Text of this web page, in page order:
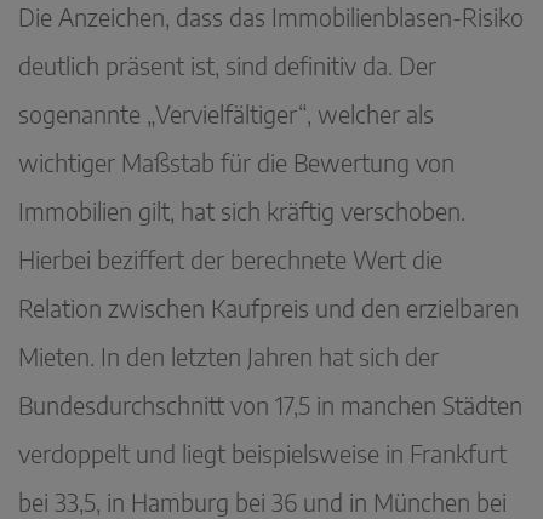
Die Anzeichen, dass das Immobilienblasen-Risiko
deutlich präsent ist, sind definitiv da. Der
sogenannte „Vervielfältiger“, welcher als
wichtiger Maßstab für die Bewertung von
Immobilien gilt, hat sich kräftig verschoben.
Hierbei beziffert der berechnete Wert die
Relation zwischen Kaufpreis und den erzielbaren
Mieten. In den letzten Jahren hat sich der
Bundesdurchschnitt von 17,5 in manchen Städten
verdoppelt und liegt beispielsweise in Frankfurt
bei 33,5, in Hamburg bei 36 und in München bei